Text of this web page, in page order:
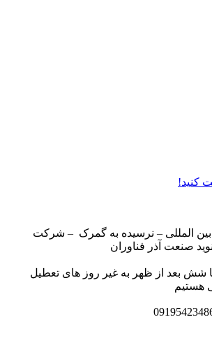
کنید!
بین المللی – نرسیده به گمرک – شرکت
صنعت آذر فناوران
شش بعد از ظهر به غیر روز های تعطیل
هستیم